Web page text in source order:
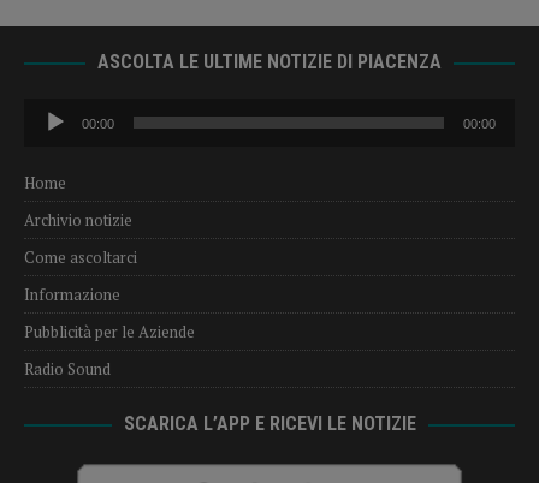
ASCOLTA LE ULTIME NOTIZIE DI PIACENZA
Audio
Player
00:00 00:00
Home
Archivio notizie
Come ascoltarci
Informazione
Pubblicità per le Aziende
Radio Sound
SCARICA L’APP E RICEVI LE NOTIZIE